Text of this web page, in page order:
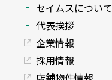
セイムスについて
代表挨拶
企業情報
採用情報